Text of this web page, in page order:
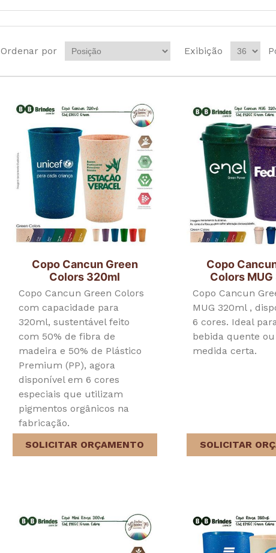
Ordenar por Exibição
Copo Cancun Green
Colors 320ml
Copo Cancun Green Colors
com capacidade para
320ml, sustentável feito
com 50% de fibra de
madeira e 50% de Plástico
Premium (PP), agora
disponível em 6 cores
especiais que utilizam
pigmentos orgânicos na
fabricação.
SOLICITAR ORÇAMENTO
Copo
Colors
Copo Cancun
MUG 320ml ,
6 cores. Ideal
bebida quente
medida certa.
SOLICITAR